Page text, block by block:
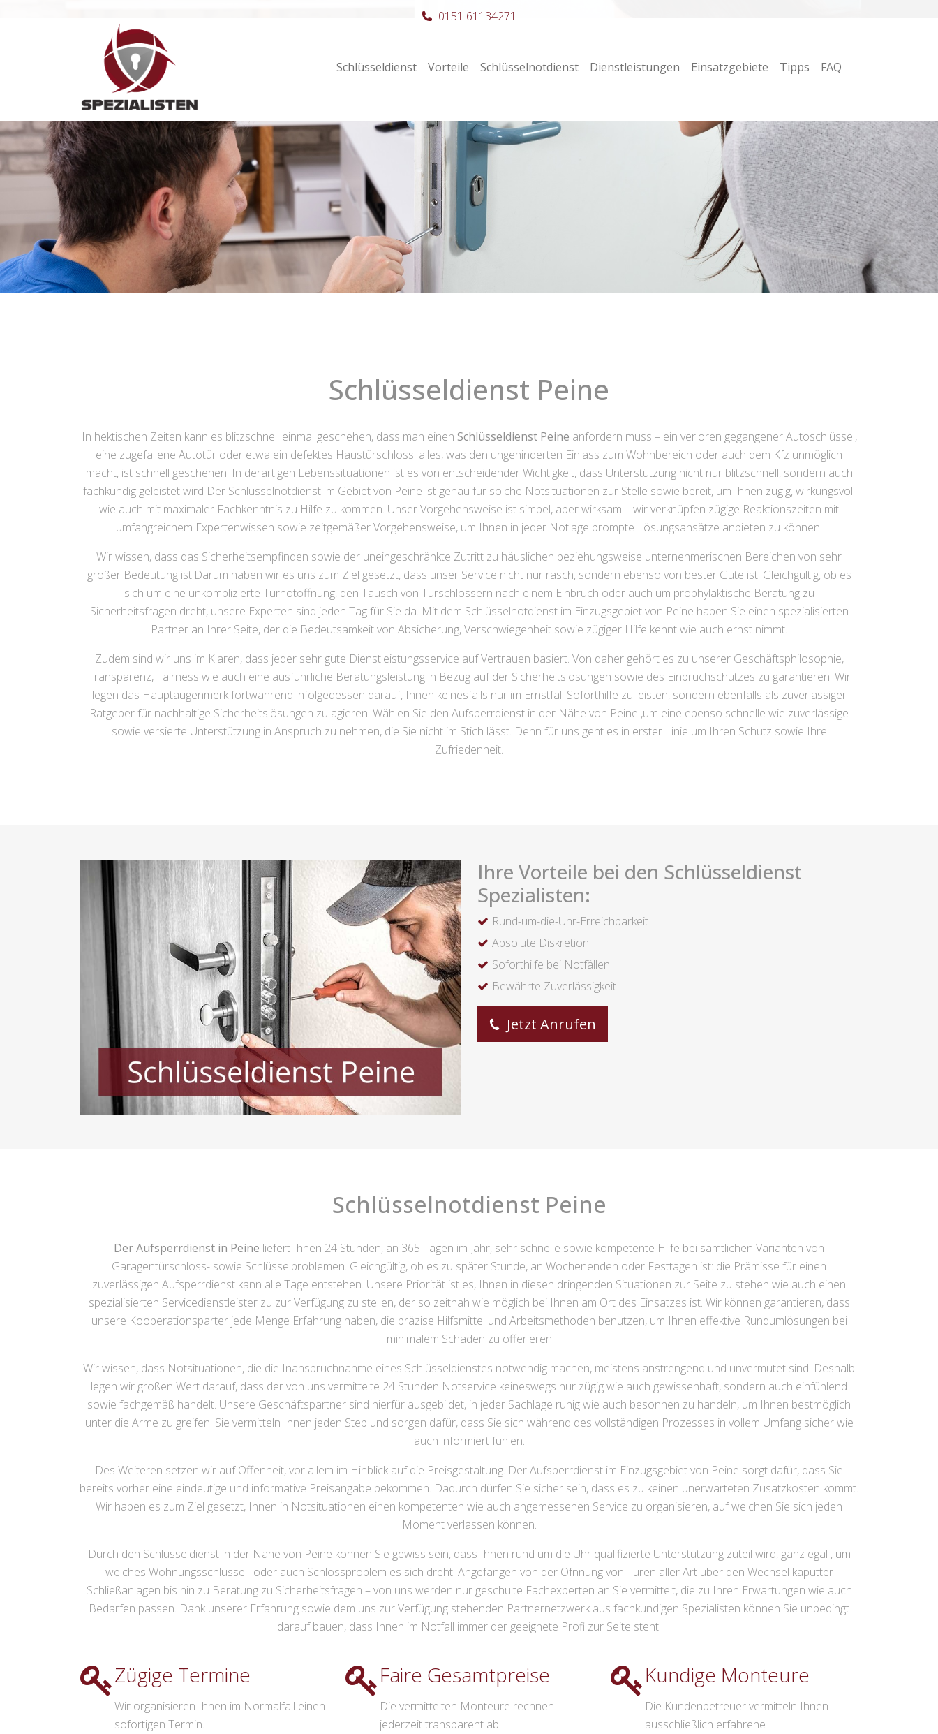
Hauptnavigation Schlüsseldienst Vorteile Schlüsselnotdienst Dienstleistungen Einsatzgebiete Tipps FAQ
0151 61134271
Schlüsseldienst Peine
In hektischen Zeiten kann es blitzschnell einmal geschehen, dass man einen Schlüsseldienst Peine anfordern muss – ein verloren gegangener Autoschlüssel,
eine zugefallene Autotür oder etwa ein defektes Haustürschloss: alles, was den ungehinderten Einlass zum Wohnbereich oder auch dem Kfz unmöglich
macht, ist schnell geschehen. In derartigen Lebenssituationen ist es von entscheidender Wichtigkeit, dass Unterstützung nicht nur blitzschnell, sondern auch
fachkundig geleistet wird Der Schlüsselnotdienst im Gebiet von Peine ist genau für solche Notsituationen zur Stelle sowie bereit, um Ihnen zügig, wirkungsvoll
wie auch mit maximaler Fachkenntnis zu Hilfe zu kommen. Unser Vorgehensweise ist simpel, aber wirksam – wir verknüpfen zügige Reaktionszeiten mit
umfangreichem Expertenwissen sowie zeitgemäßer Vorgehensweise, um Ihnen in jeder Notlage prompte Lösungsansätze anbieten zu können.
Wir wissen, dass das Sicherheitsempfinden sowie der uneingeschränkte Zutritt zu häuslichen beziehungsweise unternehmerischen Bereichen von sehr
großer Bedeutung ist.Darum haben wir es uns zum Ziel gesetzt, dass unser Service nicht nur rasch, sondern ebenso von bester Güte ist. Gleichgültig, ob es
sich um eine unkomplizierte Türnotöffnung, den Tausch von Türschlössern nach einem Einbruch oder auch um prophylaktische Beratung zu
Sicherheitsfragen dreht, unsere Experten sind jeden Tag für Sie da. Mit dem Schlüsselnotdienst im Einzugsgebiet von Peine haben Sie einen spezialisierten
Partner an Ihrer Seite, der die Bedeutsamkeit von Absicherung, Verschwiegenheit sowie zügiger Hilfe kennt wie auch ernst nimmt.
Zudem sind wir uns im Klaren, dass jeder sehr gute Dienstleistungsservice auf Vertrauen basiert. Von daher gehört es zu unserer Geschäftsphilosophie,
Transparenz, Fairness wie auch eine ausführliche Beratungsleistung in Bezug auf der Sicherheitslösungen sowie des Einbruchschutzes zu garantieren. Wir
legen das Hauptaugenmerk fortwährend infolgedessen darauf, Ihnen keinesfalls nur im Ernstfall Soforthilfe zu leisten, sondern ebenfalls als zuverlässiger
Ratgeber für nachhaltige Sicherheitslösungen zu agieren. Wählen Sie den Aufsperrdienst in der Nähe von Peine ,um eine ebenso schnelle wie zuverlässige
sowie versierte Unterstützung in Anspruch zu nehmen, die Sie nicht im Stich lässt. Denn für uns geht es in erster Linie um Ihren Schutz sowie Ihre
Zufriedenheit.
Ihre Vorteile bei den Schlüsseldienst
Spezialisten:
Rund-um-die-Uhr-Erreichbarkeit
Absolute Diskretion
Soforthilfe bei Notfällen
Bewährte Zuverlässigkeit
Jetzt Anrufen
Schlüsselnotdienst Peine
Der Aufsperrdienst in Peine liefert Ihnen 24 Stunden, an 365 Tagen im Jahr, sehr schnelle sowie kompetente Hilfe bei sämtlichen Varianten von
Garagentürschloss- sowie Schlüsselproblemen. Gleichgültig, ob es zu später Stunde, an Wochenenden oder Festtagen ist: die Prämisse für einen
zuverlässigen Aufsperrdienst kann alle Tage entstehen. Unsere Priorität ist es, Ihnen in diesen dringenden Situationen zur Seite zu stehen wie auch einen
spezialisierten Servicedienstleister zu zur Verfügung zu stellen, der so zeitnah wie möglich bei Ihnen am Ort des Einsatzes ist. Wir können garantieren, dass
unsere Kooperationsparter jede Menge Erfahrung haben, die präzise Hilfsmittel und Arbeitsmethoden benutzen, um Ihnen effektive Rundumlösungen bei
minimalem Schaden zu offerieren
Wir wissen, dass Notsituationen, die die Inanspruchnahme eines Schlüsseldienstes notwendig machen, meistens anstrengend und unvermutet sind. Deshalb
legen wir großen Wert darauf, dass der von uns vermittelte 24 Stunden Notservice keineswegs nur zügig wie auch gewissenhaft, sondern auch einfühlend
sowie fachgemäß handelt. Unsere Geschäftspartner sind hierfür ausgebildet, in jeder Sachlage ruhig wie auch besonnen zu handeln, um Ihnen bestmöglich
unter die Arme zu greifen. Sie vermitteln Ihnen jeden Step und sorgen dafür, dass Sie sich während des vollständigen Prozesses in vollem Umfang sicher wie
auch informiert fühlen.
Des Weiteren setzen wir auf Offenheit, vor allem im Hinblick auf die Preisgestaltung. Der Aufsperrdienst im Einzugsgebiet von Peine sorgt dafür, dass Sie
bereits vorher eine eindeutige und informative Preisangabe bekommen. Dadurch dürfen Sie sicher sein, dass es zu keinen unerwarteten Zusatzkosten kommt.
Wir haben es zum Ziel gesetzt, Ihnen in Notsituationen einen kompetenten wie auch angemessenen Service zu organisieren, auf welchen Sie sich jeden
Moment verlassen können.
Durch den Schlüsseldienst in der Nähe von Peine können Sie gewiss sein, dass Ihnen rund um die Uhr qualifizierte Unterstützung zuteil wird, ganz egal , um
welches Wohnungsschlüssel- oder auch Schlossproblem es sich dreht. Angefangen von der Öfnnung von Türen aller Art über den Wechsel kaputter
Schließanlagen bis hin zu Beratung zu Sicherheitsfragen – von uns werden nur geschulte Fachexperten an Sie vermittelt, die zu Ihren Erwartungen wie auch
Bedarfen passen. Dank unserer Erfahrung sowie dem uns zur Verfügung stehenden Partnernetzwerk aus fachkundigen Spezialisten können Sie unbedingt
darauf bauen, dass Ihnen im Notfall immer der geeignete Profi zur Seite steht.
Zügige Termine
Wir organisieren Ihnen im Normalfall einen
sofortigen Termin.
Faire Gesamtpreise
Die vermittelten Monteure rechnen
jederzeit transparent ab.
Kundige Monteure
Die Kundenbetreuer vermitteln Ihnen
ausschließlich erfahrene